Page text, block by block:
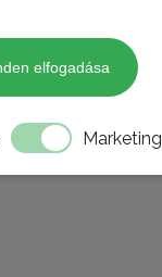
elfogadása
Marketing